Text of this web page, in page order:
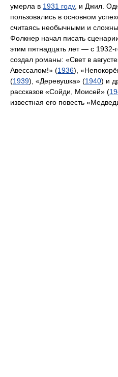
умерла в 1931 году, и Джил.
пользовались в основном
считаясь необычными и
Фолкнер начал писать
этим пятнадцать лет — с 1932-
создал романы: «Свет в
Авессалом!» (1936),
(1939), «Деревушка» (1940) и
рассказов «Сойди, Моисей» (
известная его повесть